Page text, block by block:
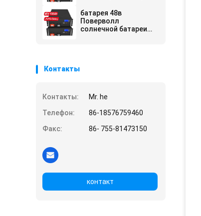
батареи 100ах
батарея 48в
Поверволл
солнечной батареи
Контакты
Контакты:
Mr. he
Телефон:
86-18576759460
Факс:
86- 755-81473150
контакт